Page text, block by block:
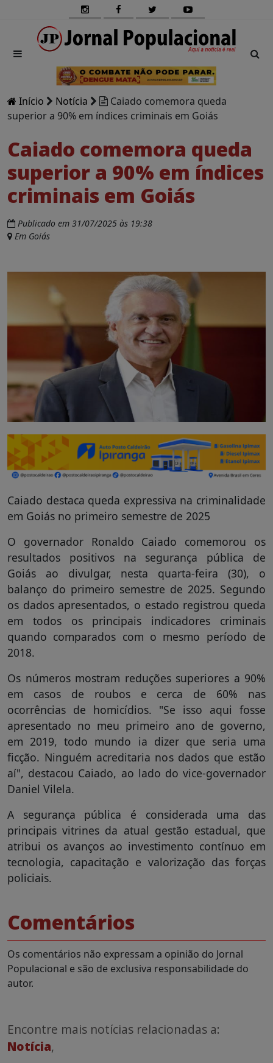
Início Notícia
Caiado comemora queda
superior a 90% em índices criminais em Goiás
Caiado comemora queda
superior a 90% em índices
criminais em Goiás
Publicado em 31/07/2025 às 19:38
Em Goiás
Caiado destaca queda expressiva na criminalidade
em Goiás no primeiro semestre de 2025
O governador Ronaldo Caiado comemorou os
resultados positivos na segurança pública de
Goiás ao divulgar, nesta quarta-feira (30), o
balanço do primeiro semestre de 2025. Segundo
os dados apresentados, o estado registrou queda
em todos os principais indicadores criminais
quando comparados com o mesmo período de
2018.
Os números mostram reduções superiores a 90%
em casos de roubos e cerca de 60% nas
ocorrências de homicídios. "Se isso aqui fosse
apresentado no meu primeiro ano de governo,
em 2019, todo mundo ia dizer que seria uma
ficção. Ninguém acreditaria nos dados que estão
aí", destacou Caiado, ao lado do vice-governador
Daniel Vilela.
A segurança pública é considerada uma das
principais vitrines da atual gestão estadual, que
atribui os avanços ao investimento contínuo em
tecnologia, capacitação e valorização das forças
policiais.
Comentários
Os comentários não expressam a opinião do Jornal
Populacional e são de exclusiva responsabilidade do
autor.
Encontre mais notícias relacionadas a:
Notícia,